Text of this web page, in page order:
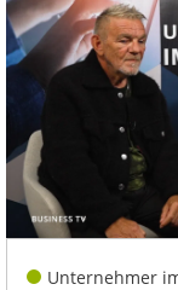
Unternehmer